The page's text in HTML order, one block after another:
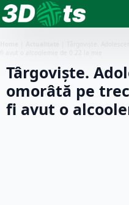
Târgoviște.
omorâtă pe
fi avut o